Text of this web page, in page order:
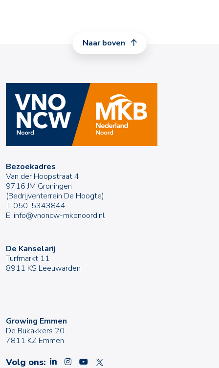
Naar boven
Bezoekadres
Van der Hoopstraat 4
9716 JM Groningen
(Bedrijventerrein De Hoogte)
T. 050-5343844
E. info@vnoncw-mkbnoord.nl
De Kanselarij
Turfmarkt 11
8911 KS Leeuwarden
Growing Emmen
De Bukakkers 20
7811 KZ Emmen
Volg ons: